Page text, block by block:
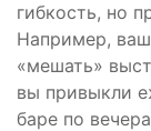
гибкость, но
Например,
«мешать»
вы привыкли
баре по